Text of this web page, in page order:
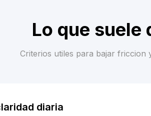
Lo que suele
Criterios utiles para bajar
diaria